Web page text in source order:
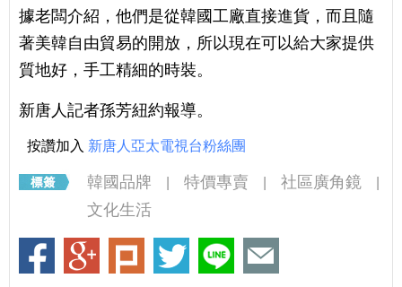
據老闆介紹，他們是從韓國工廠直接進貨，而且隨
著美韓自由貿易的開放，所以現在可以給大家提供
質地好，手工精細的時裝。
新唐人記者孫芳紐約報導。
按讚加入 新唐人亞太電視台粉絲團
韓國品牌 特價專賣 社區廣角鏡
文化生活